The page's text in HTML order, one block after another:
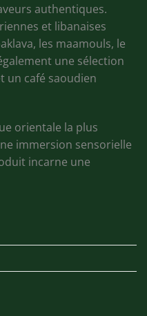
authentiques.
et libanaises
les maamouls, le
une sélection
un café saoudien
orientale la plus
immersion sensorielle
incarne une